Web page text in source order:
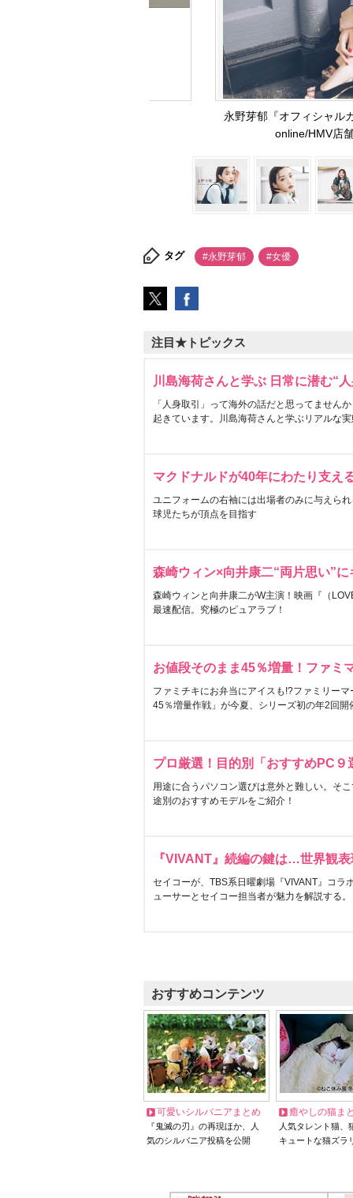
永野芽郁『オフィシャル
online/HMV店
タグ #永野芽郁 #女優
注目★トピックス
川島海荷さんと学ぶ 日常に潜む“
「人身取引」って海外の話だと思ってません
起きています。川島海荷さんと学ぶリアルな
マクドナルドが40年にわたり支え
ユニフォームの右袖には出場者のみに与えら
球児たちが頂点を目指す
森崎ウィン×向井康二“両片思い”
森崎ウィンと向井康二がW主演！映画『（
最速配信。究極のピュアラブ！
お値段そのまま45％増量！ファミ
ファミチキにお弁当にアイスも!?ファミリー
45％増量作戦」が今夏、シリーズ初の年2回開
プロ厳選！目的別「おすすめPC９
用途に合うパソコン選びは意外と難しい。そ
途別のおすすめモデルをご紹介！
『VIVANT』続編の鍵は…世界観
セイコーが、TBS系日曜劇場『VIVANT』コラ
ューサーとセイコー担当者が魅力を解説する。
おすすめコンテンツ
可愛いシルバニアまとめ
『鬼滅の刃』の再現ほか、人
気のシルバニア投稿を公開
癒やしの猫ま
人気タレント猫
キュートな猫ズラ